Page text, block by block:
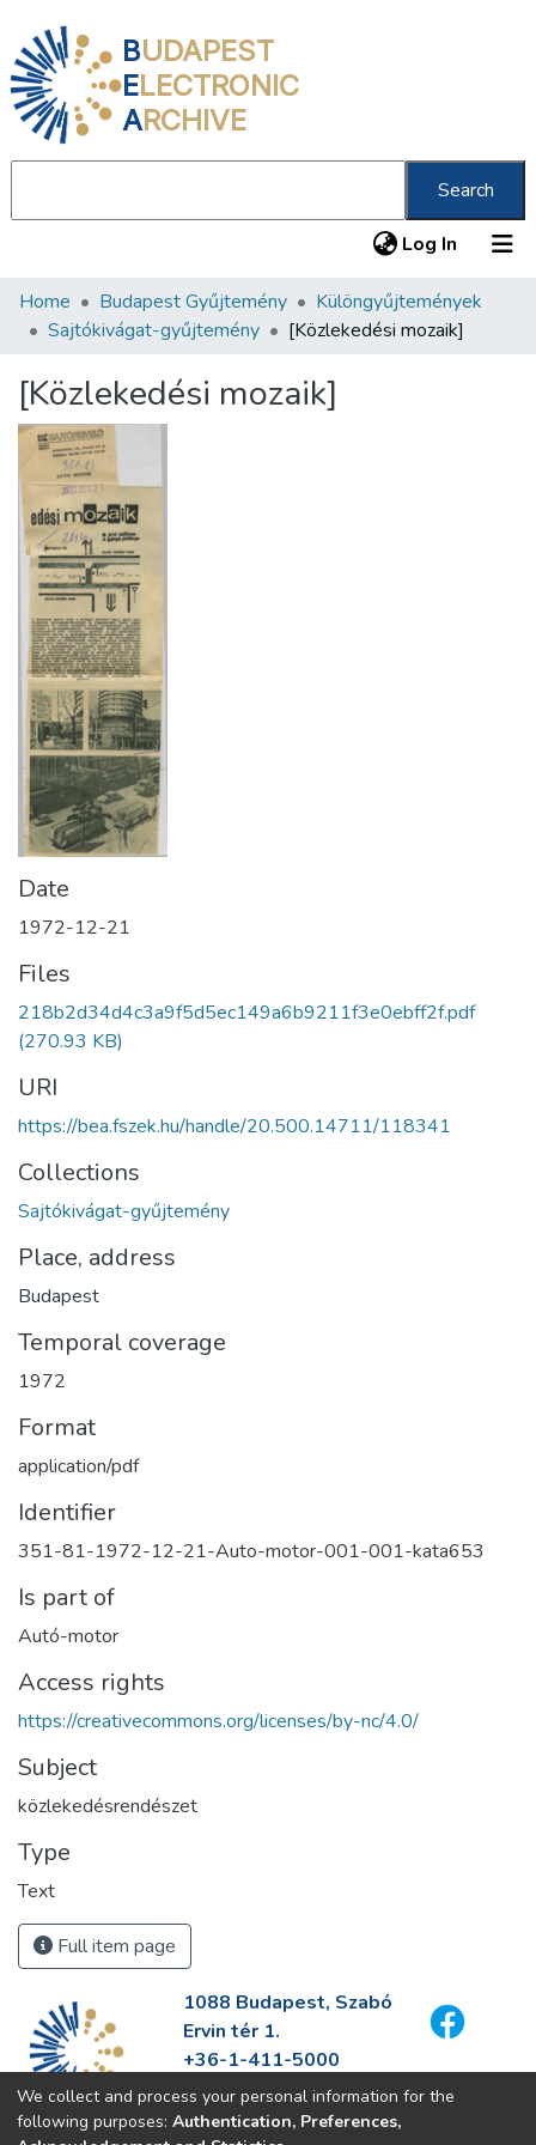
BUDAPEST
ELECTRONIC
ARCHIVE
Search
Log In (current)
Communities & Collections
Statistics
About us
Home Budapest Gyűjtemény
Különgyűjtemények
Sajtókivágat-gyűjtemény
[Közlekedési mozaik]
[Közlekedési mozaik]
Date
1972-12-21
Files
218b2d34d4c3a9f5d5ec149a6b9211f3e0ebff2f.pdf
(270.93 KB)
URI
https://bea.fszek.hu/handle/20.500.14711/118341
Collections
Sajtókivágat-gyűjtemény
Place, address
Budapest
Temporal coverage
1972
Format
application/pdf
Identifier
351-81-1972-12-21-Auto-motor-001-001-kata653
Is part of
Autó-motor
Access rights
https://creativecommons.org/licenses/by-nc/4.0/
Subject
közlekedésrendészet
Type
Text
Full item page
1088 Budapest, Szabó
Ervin tér 1.
+36-1-411-5000
info@fszek.hu
https://fszek.hu
We collect and process your personal information for the
following purposes: Authentication, Preferences,